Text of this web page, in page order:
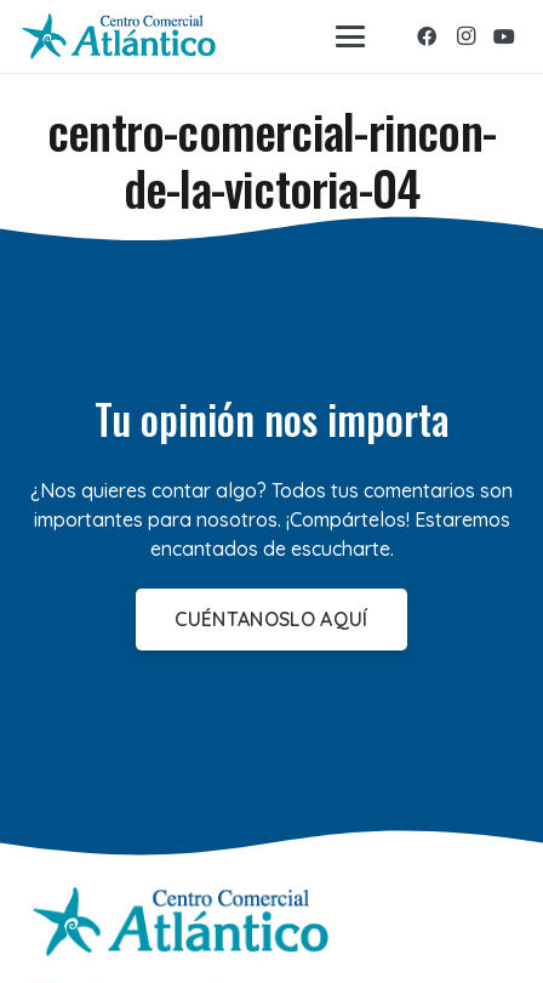
centro-comercial-rincon-
de-la-victoria-04
Tu opinión nos importa
¿Nos quieres contar algo? Todos tus comentarios son
importantes para nosotros. ¡Compártelos! Estaremos
encantados de escucharte.
CUÉNTANOSLO AQUÍ